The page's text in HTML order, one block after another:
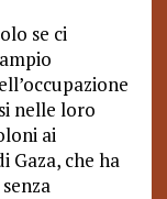
se ci
nelle loro
ai
Gaza, che ha